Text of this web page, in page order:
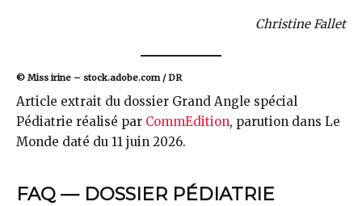
Christine Fallet
© Miss irine – stock.adobe.com / DR
Article extrait du dossier Grand Angle spécial
Pédiatrie réalisé par CommEdition, parution dans Le
Monde daté du 11 juin 2026.
FAQ — DOSSIER PÉDIATRIE